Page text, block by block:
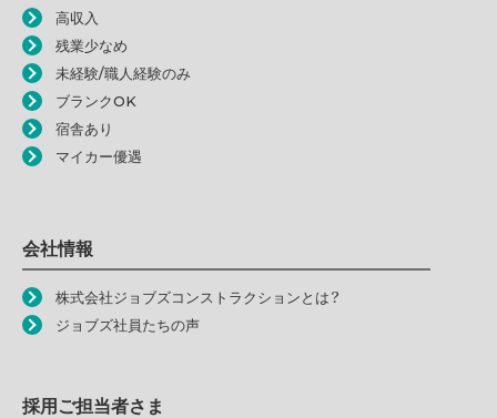
高収入
残業少なめ
未経験/職人経験のみ
ブランクOK
宿舎あり
マイカー優遇
会社情報
株式会社ジョブズコンストラクションとは？
ジョブズ社員たちの声
採用ご担当者さま